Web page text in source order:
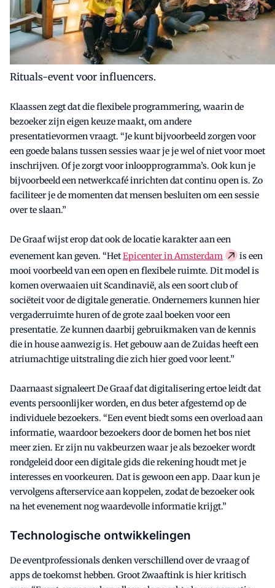
Rituals-event voor influencers.
Klaassen zegt dat die flexibele programmering, waarin de
bezoeker zijn eigen keuze maakt, om andere
presentatievormen vraagt. “Je kunt bijvoorbeeld zorgen voor
een goede balans tussen sessies waar je je wel of niet voor moet
inschrijven. Of je zorgt voor inloopprogramma’s. Ook kun je
bijvoorbeeld een netwerkcafé inrichten dat continu open is. Zo
faciliteer je de momenten dat mensen besluiten om een sessie
over te slaan.”
De Graaf wijst erop dat ook de locatie karakter aan een
evenement kan geven. “HetEpicenter in Amsterdam
is een
mooi voorbeeld van een open en flexibele ruimte. Dit model is
komen overwaaien uit Scandinavië, als een soort club of
sociëteit voor de digitale generatie. Ondernemers kunnen hier
vergaderruimte huren of de grote zaal boeken voor een
presentatie. Ze kunnen daarbij gebruikmaken van de kennis
die in house aanwezig is. Het gebouw aan de Zuidas heeft een
atriumachtige uitstraling die zich hier goed voor leent.”
Daarnaast signaleert De Graaf dat digitalisering ertoe leidt dat
events persoonlijker worden, en dus beter afgestemd op de
individuele bezoekers. “Een event biedt soms een overload aan
informatie, waardoor bezoekers door de bomen het bos niet
meer zien. Er zijn nu vakbeurzen waar je als bezoeker wordt
rondgeleid door een digitale gids die rekening houdt met je
interesses en voorkeuren. Dat is gewoon een app. Daar kun je
vervolgens afterservice aan koppelen, zodat de bezoeker ook
na het evenement nog waardevolle informatie krijgt.”
Technologische ontwikkelingen
De eventprofessionals denken verschillend over de vraag of
apps de toekomst hebben. Groot Zwaaftink is hier kritisch